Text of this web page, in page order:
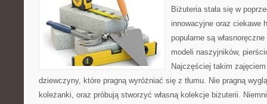
Biżuteria stała się w
innowacyjne oraz ciekawe
popularne są
modeli naszyjników,
Najczęściej takim
dziewczyny, które pragną wyróżniać się z tłumu. Nie pragną
koleżanki, oraz próbują stworzyć własną kolekcje biżuterii.